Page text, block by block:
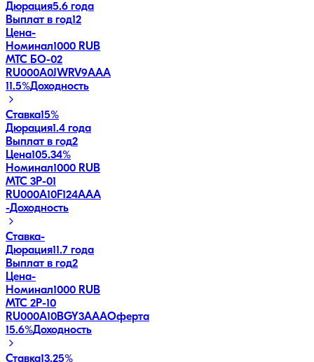
Дюрация5.6 года
Выплат в год12
Цена-
Номинал1000 RUB
МТС БО-02
RU000A0JWRV9AAA
11.5%Доходность
Ставка15%
Дюрация1.4 года
Выплат в год2
Цена105.34%
Номинал1000 RUB
МТС 3Р-01
RU000A10F124AAA
-Доходность
Ставка-
Дюрация11.7 года
Выплат в год2
Цена-
Номинал1000 RUB
МТС 2P-10
RU000A10BGY3AAAОферта
15.6%Доходность
Ставка13.25%